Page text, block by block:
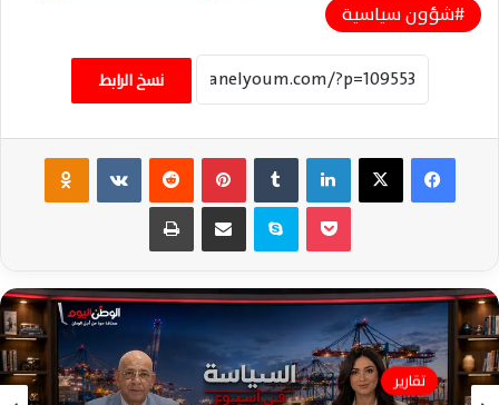
شؤون سياسية
نسخ الرابط
فيسبوك ‫X لينكدإن بينتيريست ‏VKontakte
سكايب مشاركة عبر البريد طباعة